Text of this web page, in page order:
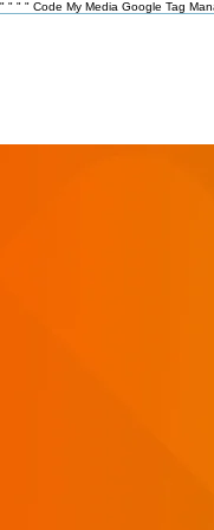
" " " " Code My Media Google Tag